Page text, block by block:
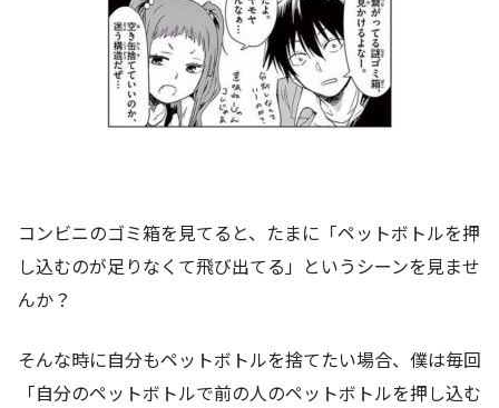
コンビニのゴミ箱を見てると、たまに「ペットボトルを押
し込むのが足りなくて飛び出てる」というシーンを見ませ
んか？
そんな時に自分もペットボトルを捨てたい場合、僕は毎回
「自分のペットボトルで前の人のペットボトルを押し込む